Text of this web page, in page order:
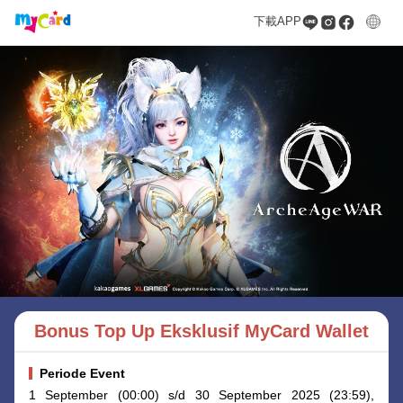
下載APP
Bonus Top Up Eksklusif MyCard Wallet
Periode Event
1 September (00:00) s/d 30 September 2025 (23:59),